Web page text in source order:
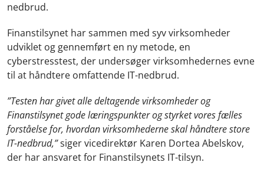
nedbrud.
Finanstilsynet har sammen med syv virksomheder
udviklet og gennemført en ny metode, en
cyberstresstest, der undersøger virksomhedernes evne
til at håndtere omfattende IT-nedbrud.
”Testen har givet alle deltagende virksomheder og
Finanstilsynet gode læringspunkter og styrket vores fælles
forståelse for, hvordan virksomhederne skal håndtere store
IT-nedbrud,”siger vicedirektør Karen Dortea Abelskov,
der har ansvaret for Finanstilsynets IT-tilsyn.